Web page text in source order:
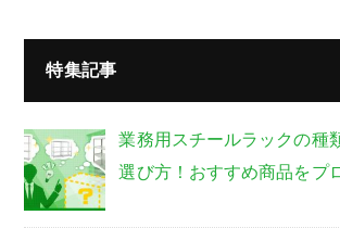
特集記事
業務用スチールラックの種
選び方！おすすめ商品をプ